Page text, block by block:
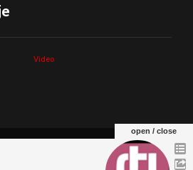
Video
Jablanica 2021. All rights reserved.
open / close